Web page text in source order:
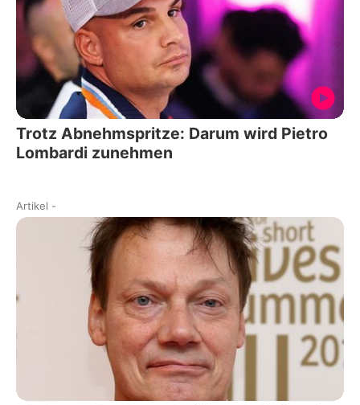
Trotz Abnehmspritze: Darum wird Pietro
Lombardi zunehmen
Artikel -